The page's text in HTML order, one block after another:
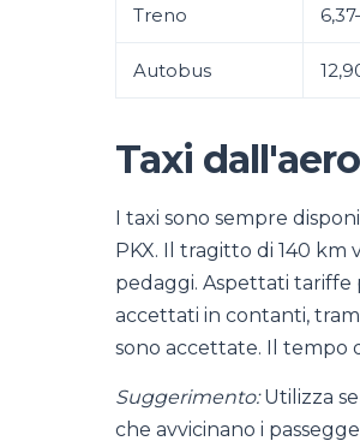
Treno
Autobus
Taxi
I taxi sono sempre
PKX. Il tragitto di 140 km
pedaggi. Aspettati tariffe
accettati in contanti,
sono accettate. Il tempo
Suggerimento:Utilizza
che avvicinano i